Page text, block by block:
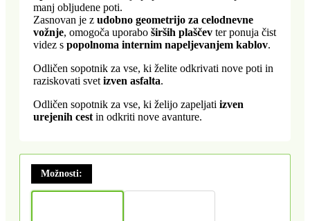
manj obljudene poti.
Zasnovan je z udobno geometrijo za celodnevne
vožnje, omogoča uporabo širših plaščev ter ponuja čist
videz s popolnoma internim napeljevanjem kablov.
Odličen sopotnik za vse, ki želite odkrivati nove poti in
raziskovati svet izven asfalta.
Odličen sopotnik za vse, ki želijo zapeljati izven
urejenih cest in odkriti nove avanture.
Možnosti: